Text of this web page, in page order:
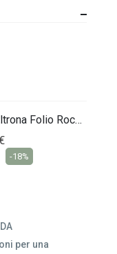
Nardi poltrona Folio Rocking
-18%
per una